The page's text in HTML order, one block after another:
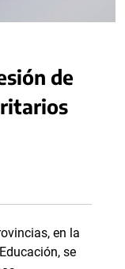
de
en la
se